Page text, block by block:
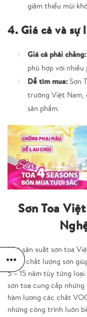
giảm thiểu mùi
4. Giá cả và sự
Giá cả phải chăng:
phù hợp với nhiều
Dễ tìm mua: Sơn
trường Việt Nam,
sản phẩm.
Sơn Toa
Nhà sản xuất sơn toa
thiện chất lượng sơn
5 – 15 năm tùy từng
sơn toa cung cấp
hàm lương các chất
những công trình luôn